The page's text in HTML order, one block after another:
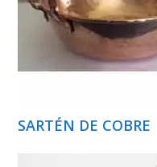
SARTÉN DE COBRE